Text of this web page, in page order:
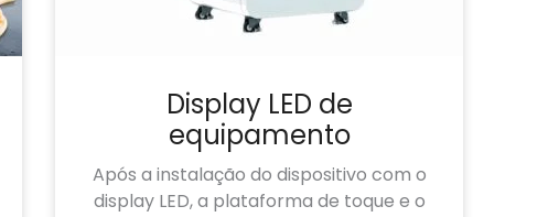
Display LED de
equipamento
Após a instalação do dispositivo com o
display LED, a plataforma de toque e o